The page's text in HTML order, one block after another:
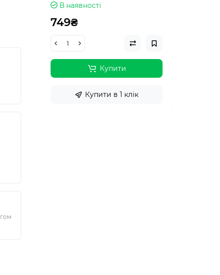
В наявності
749₴
Купити
Купити в 1 клік